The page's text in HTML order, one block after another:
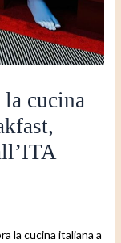
cucina
la cucina italiana a